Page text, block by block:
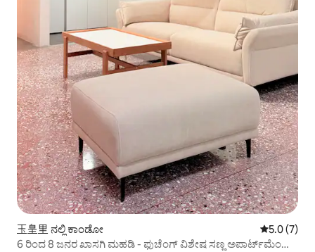
玉皇里 ನಲ್ಲಿ ಕಾಂಡೋ 5 ರಲ್ಲಿ 5.0
5.0 (7)
6 ರಿಂದ 8 ಜನರ ಖಾಸಗಿ ಮಹಡಿ - ಫುಚೆಂಗ್ ವಿಶೇಷ ಸಣ್ಣ ಅಪಾರ್ಟ್‌ಮೆಂಟ್ -